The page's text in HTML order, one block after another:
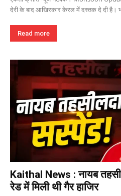
देरी के बाद आखिरकार केरल में दस्तक दे दी है।
Read more
Kaithal News : नायब
रेड में मिली थी गैर हाजिर